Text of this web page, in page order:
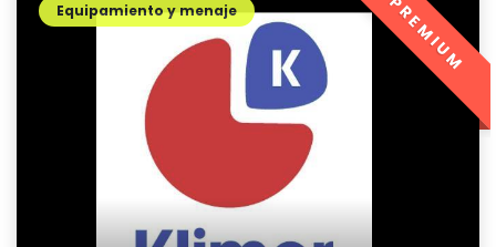
Equipamiento y menaje PREMIUM